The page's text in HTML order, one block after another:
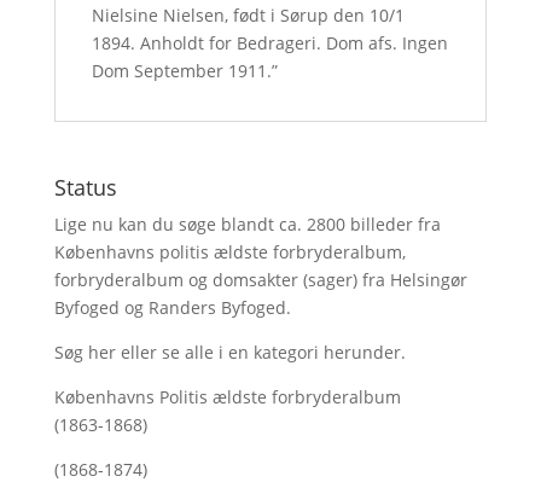
Nielsine Nielsen, født i Sørup den 10/1
1894. Anholdt for Bedrageri. Dom afs. Ingen
Dom September 1911.”
Status
Lige nu kan du søge blandt ca. 2800 billeder fra
Københavns politis ældste forbryderalbum,
forbryderalbum og domsakter (sager) fra Helsingør
Byfoged og Randers Byfoged.
Søg hereller se alle i en kategori herunder.
Københavns Politis ældste forbryderalbum
(1863-1868)
(1868-1874)